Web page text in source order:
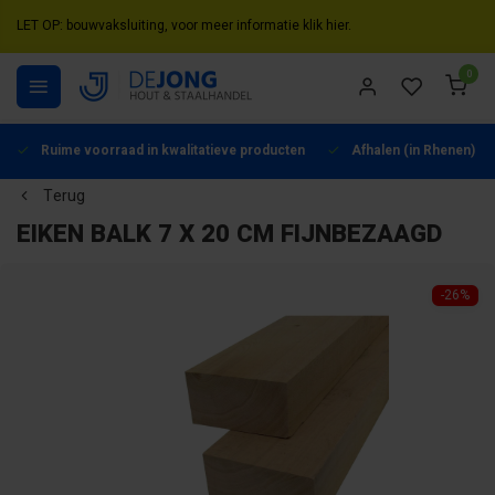
LET OP: bouwvaksluiting, voor meer informatie klik hier.
0
Ruime voorraad in kwalitatieve producten Afhalen (in Rhenen)
Terug
EIKEN BALK 7 X 20 CM FIJNBEZAAGD
-26%